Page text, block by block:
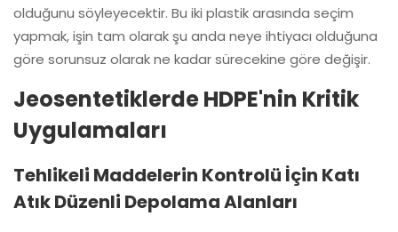
olduğunu söyleyecektir. Bu iki plastik arasında seçim
yapmak, işin tam olarak şu anda neye ihtiyacı olduğuna
göre sorunsuz olarak ne kadar sürecekine göre değişir.
Jeosentetiklerde HDPE'nin Kritik
Uygulamaları
Tehlikeli Maddelerin Kontrolü İçin Katı
Atık Düzenli Depolama Alanları